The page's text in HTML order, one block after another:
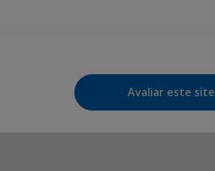
Avaliar este site